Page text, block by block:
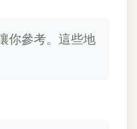
你參考。這些地